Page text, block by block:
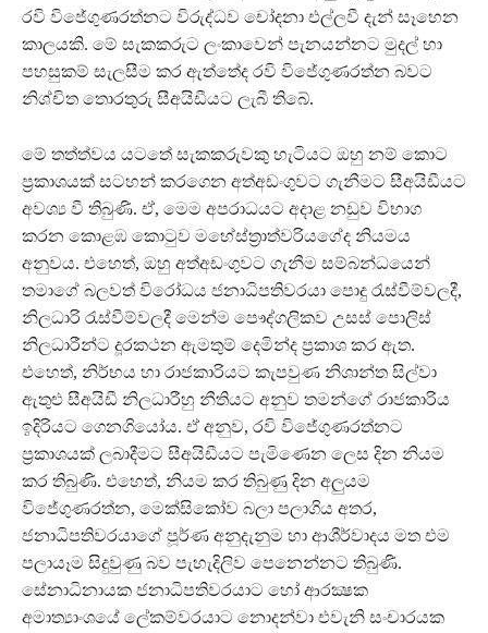
රවි විජේගුණරත්නට විරුද්ධව චෝදනා එල්ලවී දැන් සෑහෙන
කාලයකි. මේ සැකකරුට ලංකාවෙන් පැනයන්නට මුදල් හා
පහසුකම් සැලසීම කර ඇත්තේද රවි විජේගුණරත්න බවට
නිශ්චිත තොරතුරු සීඅයිඩීයට ලැබී තිබේ.
මේ තත්ත්වය යටතේ සැකකරුවකු හැටියට ඔහු නම් කොට
ප්‍රකාශයක් සටහන් කරගෙන අත්අඩංගුවට ගැනීමට සීඅයිඩීයට
අවශ්‍ය වී තිබුණි. ඒ, මෙම අපරාධයට අදාළ නඩුව විභාග
කරන කොළඹ කොටුව මහේස්ත්‍රාත්වරියගේද නියමය
අනුවය. එහෙත්, ඔහු අත්අඩංගුවට ගැනීම සම්බන්ධයෙන්
තමාගේ බලවත් විරෝධය ජනාධිපතිවරයා පොදු රැස්වීම්වලදී,
නිලධාරි රැස්වීම්වලදී මෙන්ම පෞද්ගලිකව උසස් පොලිස්
නිලධාරීන්ට දූරකථන ඇමතුම් දෙමින්ද ප්‍රකාශ කර ඇත.
එහෙත්, නිර්භය හා රාජකාරියට කැපවුණ නිශාන්ත සිල්වා
ඇතුළු සීඅයිඩී නිලධාරීහු නීතියට අනුව තමන්ගේ රාජකාරිය
ඉදිරියට ගෙනගියෝය. ඒ අනුව, රවි විජේගුණරත්නට
ප්‍රකාශයක් ලබාදීමට සීඅයිඩීයට පැමිණෙන ලෙස දින නියම
කර තිබුණි. එහෙත්, නියම කර තිබුණු දින අලුයම
විජේගුණරත්න, මෙක්සිකෝව බලා පලාගිය අතර,
ජනාධිපතිවරයාගේ පූර්ණ අනුදැනුම හා ආශීර්වාදය මත එම
පලායෑම සිදුවුණු බව පැහැදිලිව පෙනෙන්නට තිබුණි.
සේනාධිනායක ජනාධිපතිවරයාට හෝ ආරක්‍ෂක
අමාත්‍යාංශයේ ලේකම්වරයාට නොදන්වා එවැනි සංචාරයක